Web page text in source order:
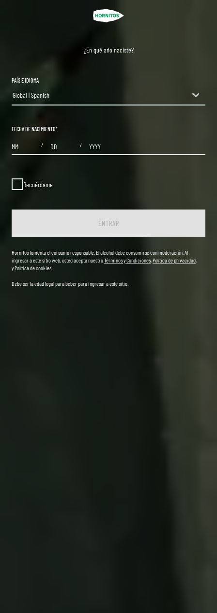
¿En qué año naciste?
PAÍS E IDIOMA
countryDropdown
Global | Spanish
FECHA DE NACIMIENTO*
/ /
Recuérdame
ENTRAR
Hornitos fomenta el consumo responsable. El alcohol debe consumirse con moderación. Al
ingresar a este sitio web, usted acepta nuestroTérminos y Condiciones,Política de privacidad,
yPolítica de cookies
Debe ser la edad legal para beber para ingresar a este sitio.